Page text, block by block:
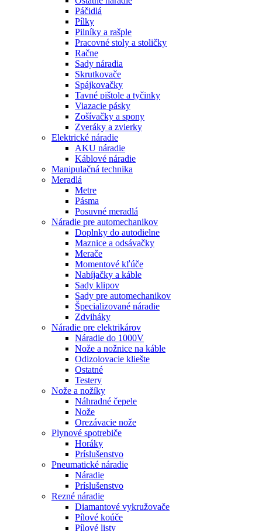
Páčidlá
Pílky
Pilníky a rašple
Pracovné stoly a stoličky
Račne
Sady náradia
Skrutkovače
Spájkovačky
Tavné pištole a tyčinky
Viazacie pásky
Zošívačky a spony
Zveráky a zvierky
Elektrické náradie
AKU náradie
Káblové náradie
Manipulačná technika
Meradlá
Metre
Pásma
Posuvné meradlá
Náradie pre automechanikov
Doplnky do autodielne
Maznice a odsávačky
Merače
Momentové kľúče
Nabíjačky a káble
Sady klipov
Sady pre automechanikov
Špecializované náradie
Zdviháky
Náradie pre elektrikárov
Náradie do 1000V
Nože a nožnice na káble
Odizolovacie kliešte
Ostatné
Testery
Nože a nožíky
Náhradné čepele
Nože
Orezávacie nože
Plynové spotrebiče
Horáky
Príslušenstvo
Pneumatické náradie
Náradie
Príslušenstvo
Rezné náradie
Diamantové vykružovače
Pílové koúče
Pílové listy